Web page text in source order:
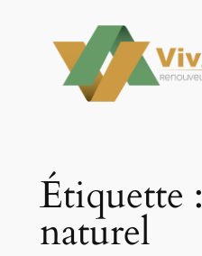
contenu
Étiquette :
naturel